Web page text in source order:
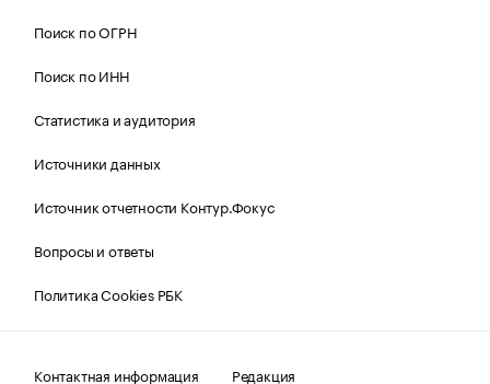
Поиск по ОГРН
Поиск по ИНН
Статистика и аудитория
Источники данных
Источник отчетности Контур.Фокус
Вопросы и ответы
Политика Cookies РБК
Контактная информация Редакция